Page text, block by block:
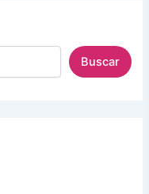
Buscar